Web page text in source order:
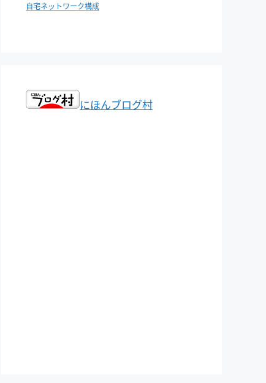
自宅ネットワーク構成
にほんブログ村